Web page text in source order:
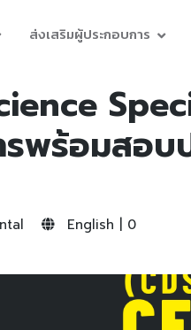
ส่งเสริมผู้ประกอบการ
พร้อมสอบ
English | 0